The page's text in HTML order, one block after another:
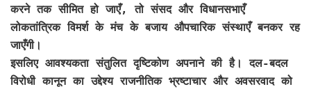
करने तक सीमित हो जाएँ, तो संसद और विधानसभाएँ
लोकतांत्रिक विमर्श के मंच के बजाय औपचारिक संस्थाएँ बनकर रह
जाएँगी।
इसलिए आवश्यकता संतुलित दृष्टिकोण अपनाने की है। दल-बदल
विरोधी कानून का उद्देश्य राजनीतिक भ्रष्टाचार और अवसरवाद को